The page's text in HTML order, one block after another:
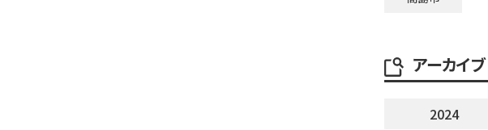
アーカイブ
2024